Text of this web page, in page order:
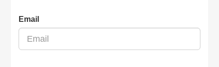
Email